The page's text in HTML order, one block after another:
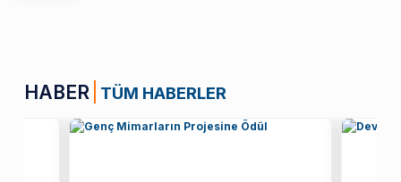
HABER TÜM HABERLER